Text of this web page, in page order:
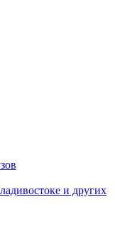
и других